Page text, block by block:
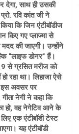
देगा, साथ ही उसकी
रवि कांत जी ने
कि जिन एंटीबॉडीज
किए गए प्लाज्मा से
मदद की जाएगी। उन्होंने
“लाइफ डोनर” हैं।
से ग्रसित मरीज को
रहा था। लिहाजा ऐसे
इस अवसर पर
नेगी ने कहा कि
हो, वह नेगेटिव आने के
एक एंटीबॉडी टेस्ट
यह एंटीबॉडी